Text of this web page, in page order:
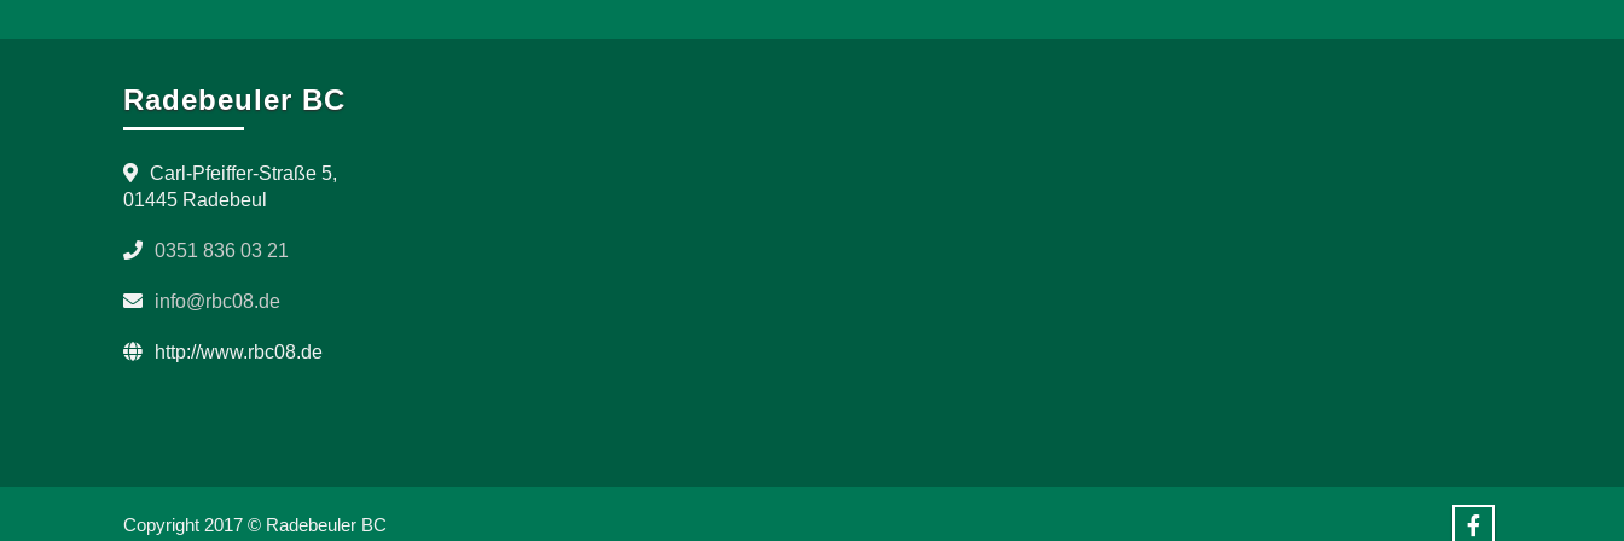
Radebeuler BC
Carl-Pfeiffer-Straße 5,
01445 Radebeul
0351 836 03 21
info@rbc08.de
http://www.rbc08.de
Copyright 2017 © Radebeuler BC